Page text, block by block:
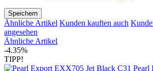
Speichern
Ähnliche Artikel Kunden kauften auch
angesehen
Ähnliche Artikel
-4.35%
TIPP!
Pearl